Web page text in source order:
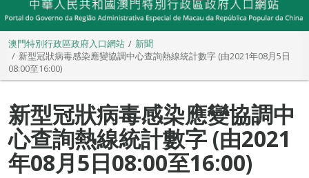
澳門特別行政區政府入口網站
新聞
新型冠狀病毒感染應變協調中心查詢熱線統計數字 (由2021年08月5日
08:00至16:00)
新型冠狀病毒感染應變協調中
心查詢熱線統計數字 (由2021
年08月5日08:00至16:00)